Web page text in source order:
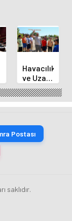
Havacılık
ve Uzay
Yaz
Kursu
Başladı
Postası
saklıdır.